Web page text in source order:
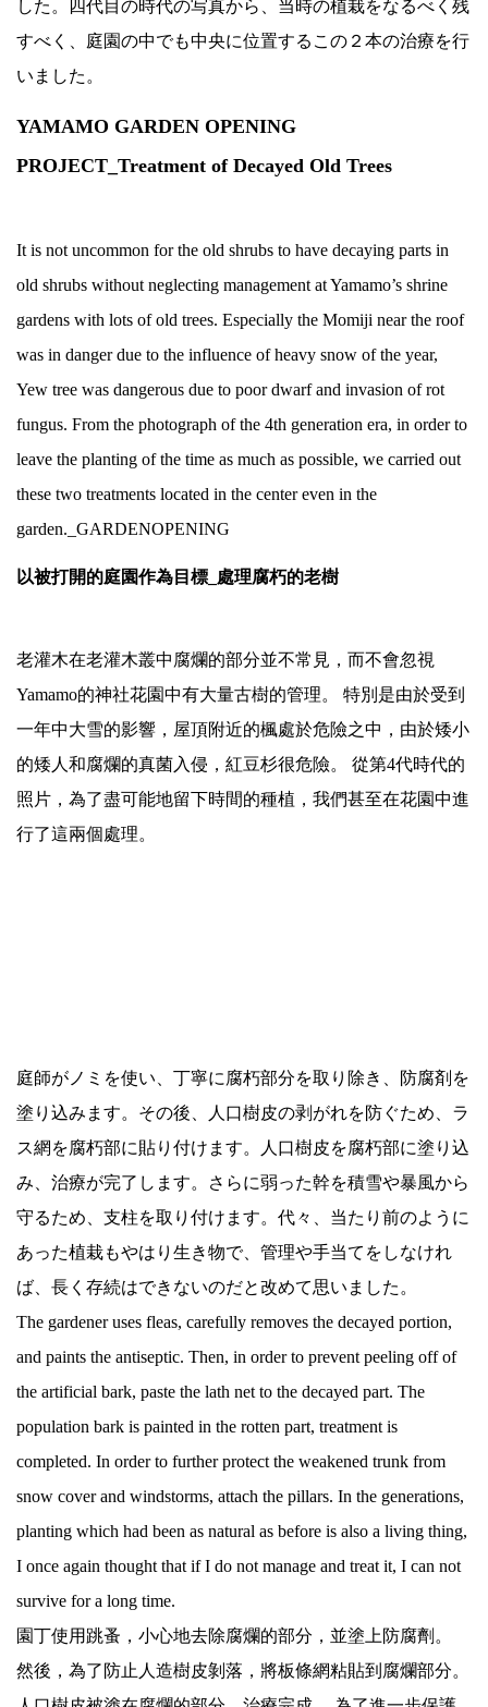
した。四代目の時代の写真から、当時の植栽をなるべく残
すべく、庭園の中でも中央に位置するこの２本の治療を行
いました。
YAMAMO GARDEN OPENING
PROJECT_Treatment of Decayed Old Trees
It is not uncommon for the old shrubs to have decaying parts in
old shrubs without neglecting management at Yamamo’s shrine
gardens with lots of old trees. Especially the Momiji near the roof
was in danger due to the influence of heavy snow of the year,
Yew tree was dangerous due to poor dwarf and invasion of rot
fungus. From the photograph of the 4th generation era, in order to
leave the planting of the time as much as possible, we carried out
these two treatments located in the center even in the
garden._GARDENOPENING
以被打開的庭園作為目標_處理腐朽的老樹
老灌木在老灌木叢中腐爛的部分並不常見，而不會忽視
Yamamo的神社花園中有大量古樹的管理。 特別是由於受到
一年中大雪的影響，屋頂附近的楓處於危險之中，由於矮小
的矮人和腐爛的真菌入侵，紅豆杉很危險。 從第4代時代的
照片，為了盡可能地留下時間的種植，我們甚至在花園中進
行了這兩個處理。
庭師がノミを使い、丁寧に腐朽部分を取り除き、防腐剤を
塗り込みます。その後、人口樹皮の剥がれを防ぐため、ラ
ス網を腐朽部に貼り付けます。人口樹皮を腐朽部に塗り込
み、治療が完了します。さらに弱った幹を積雪や暴風から
守るため、支柱を取り付けます。代々、当たり前のように
あった植栽もやはり生き物で、管理や手当てをしなけれ
ば、長く存続はできないのだと改めて思いました。
The gardener uses fleas, carefully removes the decayed portion,
and paints the antiseptic. Then, in order to prevent peeling off of
the artificial bark, paste the lath net to the decayed part. The
population bark is painted in the rotten part, treatment is
completed. In order to further protect the weakened trunk from
snow cover and windstorms, attach the pillars. In the generations,
planting which had been as natural as before is also a living thing,
I once again thought that if I do not manage and treat it, I can not
survive for a long time.
園丁使用跳蚤，小心地去除腐爛的部分，並塗上防腐劑。
然後，為了防止人造樹皮剝落，將板條網粘貼到腐爛部分。